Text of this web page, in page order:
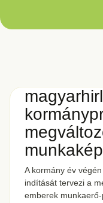
A kormány év
indítását tervezi a
emberek